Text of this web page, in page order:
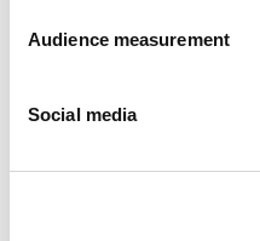
Audience measurement
Social media